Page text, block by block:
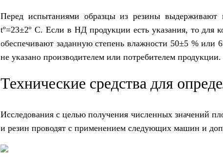
Перед испытаниями образцы из резины выдерживают
tº=23±2º C. Если в НД продукции есть указания, то для
обеспечивают заданную степень влажности 50±5 % или
не указано производителем или потребителем продукции.
Технические средства для
Исследования с целью получения численных значений
и резин проводят с применением следующих машин и